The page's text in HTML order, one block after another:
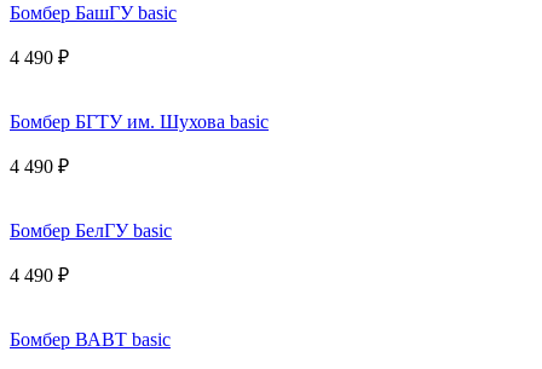
Бомбер БашГУ basic
4 490 ₽
Бомбер БГТУ им. Шухова basic
4 490 ₽
Бомбер БелГУ basic
4 490 ₽
Бомбер ВАВТ basic